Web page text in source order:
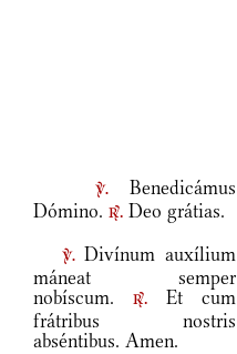
v.
Benedicámus
Dómino. r. Deo grátias.
v.Divínum auxílium
máneat semper
nobíscum.
r.
Et cum
frátribus nostris
abséntibus. Amen.